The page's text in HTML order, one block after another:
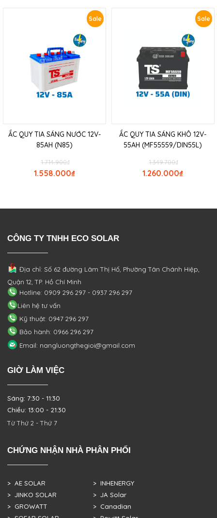
Sale
ẮC QUY TIA SÁNG NƯỚC 12V-
85AH (N85)
₫
1.714.900
₫
1.558.000
Sale
ẮC QUY TIA SÁNG KHÔ 12V-
55AH (MF55559/DIN55L)
₫
1.349.700
₫
1.260.000
CÔNG TY TNHH ECO SOLAR
Địa chỉ: Số 62 đường Lâm Thị Hố, PhườngTân Chánh Hiệp,
Quận 12, TP. Hồ Chí Minh
Hotline: 0909 296 297 - 0937 296 297
Liên hệ tư vấn
Kỹ thuật: 0947 296 297
Bảo hành: 0966 296 297
Email: nangluongthegioi@gmail.com
GIỜ LÀM VIỆC
Sáng: 7:30 - 11:30
Chiều: 13:00 - 21:30
Từ Thứ 2 - Thứ 7
CHỨNG NHẬN NHÀ PHÂN PHỐI
> AE SOLAR
> JINKO SOLAR
> GROWATT
> INHENERGY
> JA Solar
> Canadian